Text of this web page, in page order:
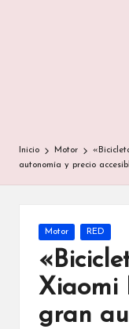
Inicio Motor
autonomía y precio
Publicada
Motor RED
Xiaomi
gran